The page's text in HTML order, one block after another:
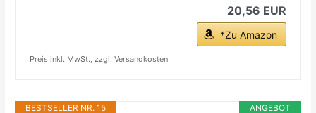
20,56 EUR
*Zu Amazon
Preis inkl. MwSt., zzgl. Versandkosten
ANGEBOT
BESTSELLER NR. 15